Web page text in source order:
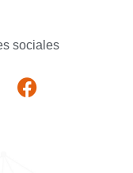
sociales